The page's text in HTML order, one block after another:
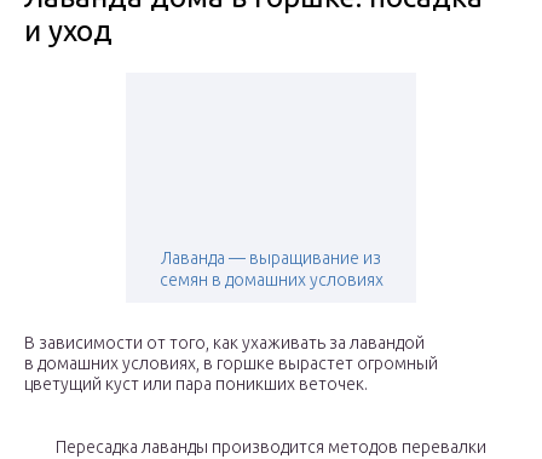
и уход
Лаванда — выращивание из
семян в домашних условиях
В зависимости от того, как ухаживать за лавандой
в домашних условиях, в горшке вырастет огромный
цветущий куст или пара поникших веточек.
Пересадка лаванды производится методов перевалки